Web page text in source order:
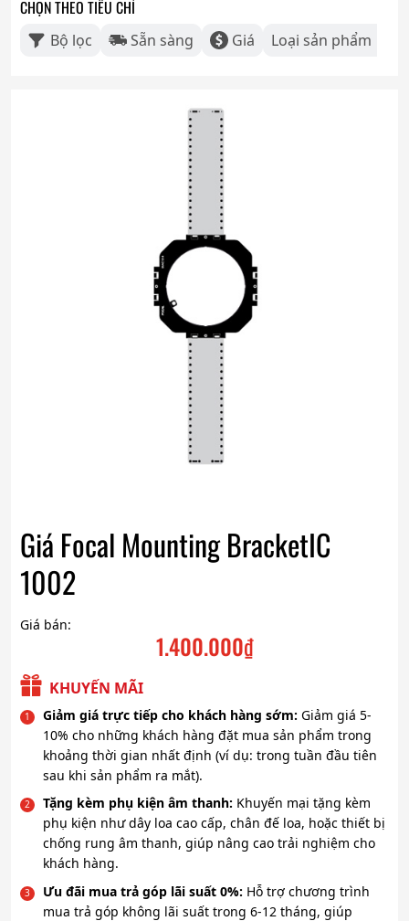
CHỌN THEO TIÊU CHÍ
Bộ lọc Sẵn sàng Giá Loại sản phẩm
Giá Focal Mounting BracketIC
1002
Giá bán:
1.400.000₫
KHUYẾN MÃI
Giảm giá trực tiếp cho khách hàng sớm: Giảm giá 5-
10% cho những khách hàng đặt mua sản phẩm trong
khoảng thời gian nhất định (ví dụ: trong tuần đầu tiên
sau khi sản phẩm ra mắt).
Tặng kèm phụ kiện âm thanh: Khuyến mại tặng kèm
phụ kiện như dây loa cao cấp, chân đế loa, hoặc thiết bị
chống rung âm thanh, giúp nâng cao trải nghiệm cho
khách hàng.
Ưu đãi mua trả góp lãi suất 0%: Hỗ trợ chương trình
mua trả góp không lãi suất trong 6-12 tháng, giúp